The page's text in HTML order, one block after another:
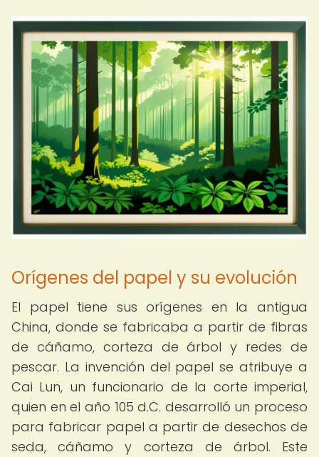
Orígenes del papel y su evolución
El papel tiene sus orígenes en la antigua
China, donde se fabricaba a partir de fibras
de cáñamo, corteza de árbol y redes de
pescar. La invención del papel se atribuye a
Cai Lun, un funcionario de la corte imperial,
quien en el año 105 d.C. desarrolló un proceso
para fabricar papel a partir de desechos de
seda, cáñamo y corteza de árbol. Este